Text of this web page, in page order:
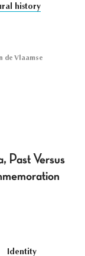
history
de Vlaamse
Past Versus
Identity